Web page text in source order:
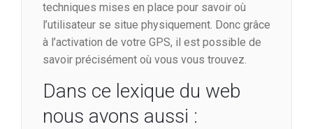
techniques mises en place pour savoir où
l’utilisateur se situe physiquement. Donc grâce
à l’activation de votre GPS, il est possible de
savoir précisément où vous vous trouvez.
Dans ce lexique du web
nous avons aussi :